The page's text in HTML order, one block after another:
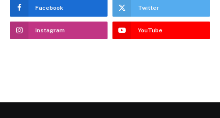
Facebook Twitter
Instagram YouTube